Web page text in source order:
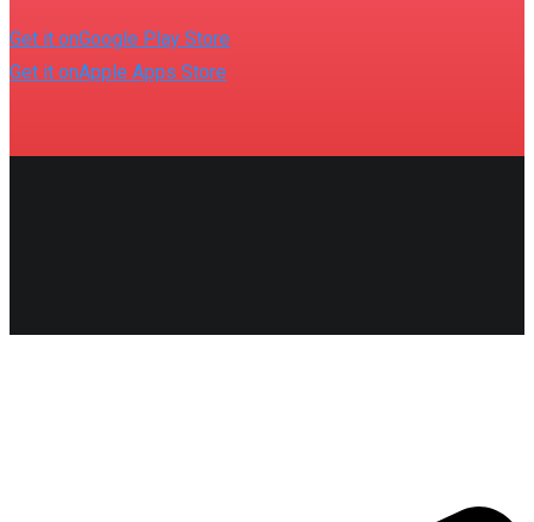
Get it onGoogle Play Store
Get it onApple Apps Store